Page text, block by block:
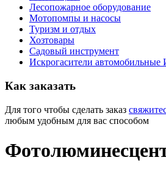
Лесопожарное оборудование
Мотопомпы и насосы
Туризм и отдых
Хозтовары
Садовый инструмент
Искрогасители автомобильные
Как заказать
Для того чтобы сделать заказ
любым удобным для вас способом